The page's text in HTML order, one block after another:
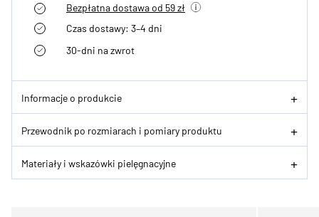
Bezpłatna dostawa od 59 zł
Czas dostawy: 3–4 dni
30-dni na zwrot
Informacje o produkcie
Przewodnik po rozmiarach i pomiary produktu
Materiały i wskazówki pielęgnacyjne